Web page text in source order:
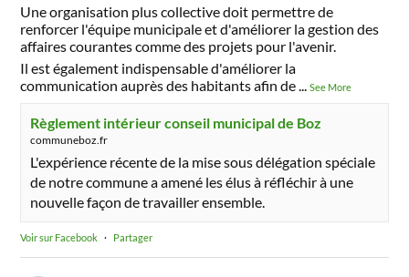
Une organisation plus collective doit permettre de
renforcer l'équipe municipale et d'améliorer la gestion des
affaires courantes comme des projets pour l'avenir.
Il est également indispensable d'améliorer la
communication auprès des habitants afin de...See More
Règlement intérieur conseil municipal de Boz
communeboz.fr
L'expérience récente de la mise sous délégation spéciale
de notre commune a amené les élus à réfléchir à une
nouvelle façon de travailler ensemble.
Voir sur Facebook · Partager